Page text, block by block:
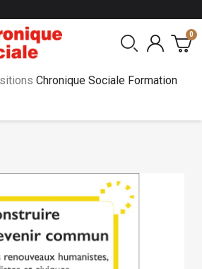
Chronique Sociale Formation